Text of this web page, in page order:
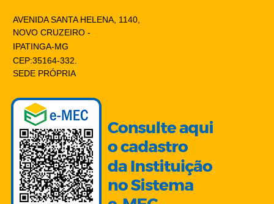
AVENIDA SANTA HELENA, 1140,
NOVO CRUZEIRO -
IPATINGA-MG
CEP:35164-332.
SEDE PRÓPRIA